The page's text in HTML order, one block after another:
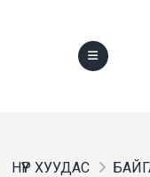
НҮҮР ХУУДАС